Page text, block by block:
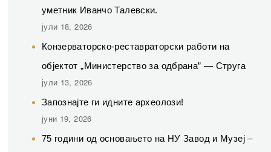
уметник Иванчо Талевски.
јули 18, 2026
Конзерваторско-реставраторски работи на
објектот „Министерство за одбрана” — Струга
јули 13, 2026
Запознајте ги идните археолози!
јуни 19, 2026
75 години од основањето на НУ Завод и Музеј –